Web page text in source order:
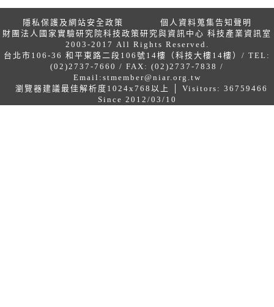
隱私保護及網站安全政策
個人資料蒐集告知聲明
財團法人國家實驗研究院科技政策研究與資訊中心 科技產業資訊室
2003-2017 All Rights Reserved.
台北市106-36 和平東路二段106號14樓（科技大樓14樓）/ TEL:
(02)2737-7660 / FAX: (02)2737-7838 /
Email: stmember@niar.org.tw
瀏覽器建議最佳解析度1024x768以上 │ Visitors: 36759466
Since 2012/03/10